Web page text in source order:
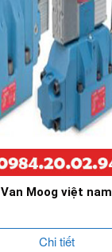
Van Moog việt nam
Chi tiết